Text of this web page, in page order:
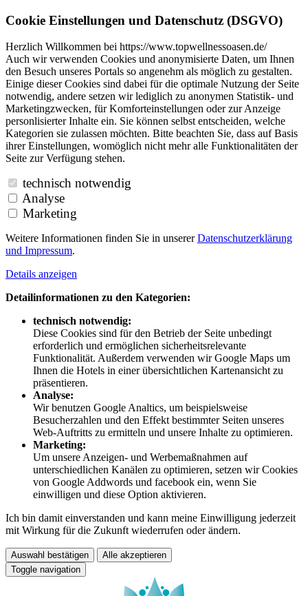
Cookie Einstellungen und Datenschutz (DSGVO)
Herzlich Willkommen bei https://www.topwellnessoasen.de/
Auch wir verwenden Cookies und anonymisierte Daten, um Ihnen
den Besuch unseres Portals so angenehm als möglich zu gestalten.
Einige dieser Cookies sind dabei für die optimale Nutzung der Seite
notwendig, andere setzen wir lediglich zu anonymen Statistik- und
Marketingzwecken, für Komforteinstellungen oder zur Anzeige
personlisierter Inhalte ein. Sie können selbst entscheiden, welche
Kategorien sie zulassen möchten. Bitte beachten Sie, dass auf Basis
ihrer Einstellungen, womöglich nicht mehr alle Funktionalitäten der
Seite zur Verfügung stehen.
technisch notwendig
Analyse
Marketing
Weitere Informationen finden Sie in unsererDatenschutzerklärung
und Impressum.
Details anzeigen
Detailinformationen zu den Kategorien:
technisch notwendig:
Diese Cookies sind für den Betrieb der Seite unbedingt
erforderlich und ermöglichen sicherheitsrelevante
Funktionalität. Außerdem verwenden wir Google Maps um
Ihnen die Hotels in einer übersichtlichen Kartenansicht zu
präsentieren.
Analyse:
Wir benutzen Google Analtics, um beispielsweise
Besucherzahlen und den Effekt bestimmter Seiten unseres
Web-Auftritts zu ermitteln und unsere Inhalte zu optimieren.
Marketing:
Um unsere Anzeigen- und Werbemaßnahmen auf
unterschiedlichen Kanälen zu optimieren, setzen wir Cookies
von Google Addwords und facebook ein, wenn Sie
einwilligen und diese Option aktivieren.
Ich bin damit einverstanden und kann meine Einwilligung jederzeit
mit Wirkung für die Zukunft wiederrufen oder ändern.
Auswahl bestätigen
Alle akzeptieren
Toggle navigation